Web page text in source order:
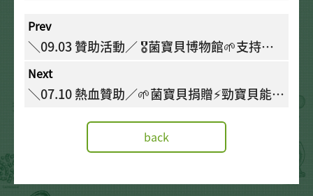
Prev
＼09.03 贊助活動／ 🎖️菌寶貝博物館🌱支持羅
東高中體育班學子🌱
Next
＼07.10 熱血贊助／🌱菌寶貝捐贈⚡勁寶貝能量
back